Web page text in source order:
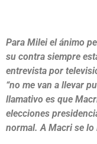
Para Milei el ánimo
su contra siempre
entrevista por
“no me van a llevar
llamativo es que
elecciones
normal. A Macri se lo